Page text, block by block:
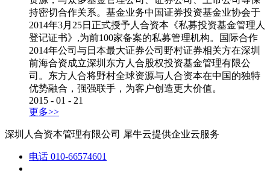
持密切合作关系。基金业务中国证券投资基金业协会于
2014年3月25日正式授予人合资本《私募投资基金管理人
登记证书》,为前100家备案的私募管理机构。国际合作
2014年公司与日本最大证券公司野村证券相关方在深圳
前海合资成立深圳东方人合股权投资基金管理有限公
司。东方人合将野村全球资源与人合资本在中国的独特
优势融合，强强联手，为客户创造更大价值。
2015 - 01 - 21
更多>>
深圳人合资本管理有限公司 犀牛云提供企业云服务
电话 010-66574601